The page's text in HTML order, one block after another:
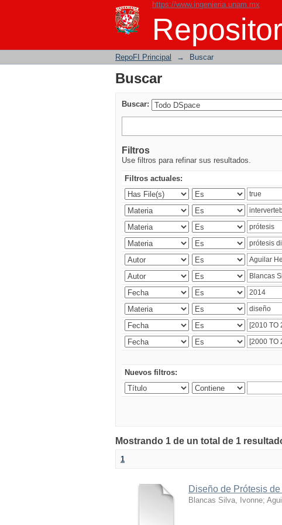
https://www.ingenieria.unam.mx
Buscar
RepoFI Principal → Buscar
Buscar
Buscar:
Filtros
Use filtros para refinar sus resultados.
Filtros actuales:
Nuevos filtros:
Mostrando 1 de un total de 1
1
Diseño de Prótesis
Blancas Silva, Ivonne;